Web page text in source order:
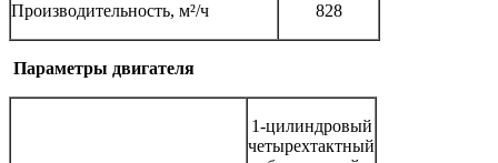
Производительность, м²/ч 828
Параметры двигателя
1-цилиндровый
четырехтактный